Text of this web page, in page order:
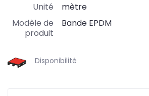
Unité
mètre
Modèle de
produit
Bande EPDM
Disponibilité